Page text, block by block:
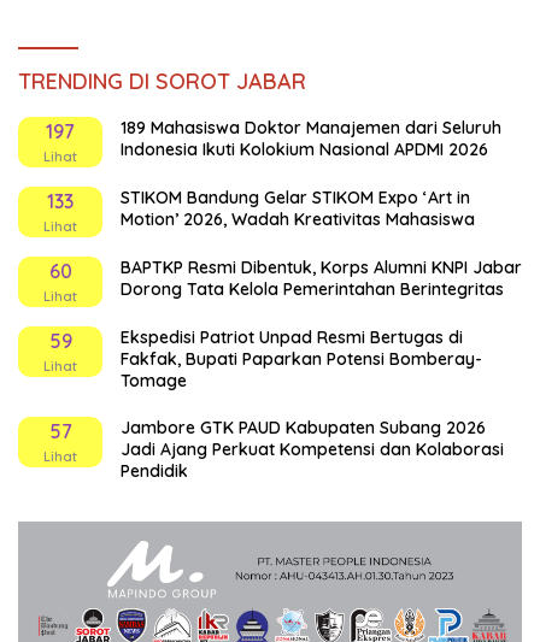
TRENDING DI SOROT JABAR
197
Lihat
189 Mahasiswa Doktor Manajemen dari Seluruh
Indonesia Ikuti Kolokium Nasional APDMI 2026
133
Lihat
STIKOM Bandung Gelar STIKOM Expo ‘Art in
Motion’ 2026, Wadah Kreativitas Mahasiswa
60
Lihat
BAPTKP Resmi Dibentuk, Korps Alumni KNPI Jabar
Dorong Tata Kelola Pemerintahan Berintegritas
59
Lihat
Ekspedisi Patriot Unpad Resmi Bertugas di
Fakfak, Bupati Paparkan Potensi Bomberay-
Tomage
57
Lihat
Jambore GTK PAUD Kabupaten Subang 2026
Jadi Ajang Perkuat Kompetensi dan Kolaborasi
Pendidik